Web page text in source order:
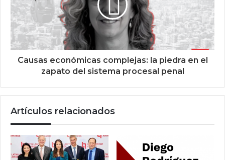
Causas económicas complejas: la piedra en el
zapato del sistema procesal penal
Artículos relacionados